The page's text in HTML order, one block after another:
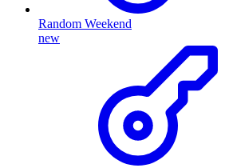
Random Weekend
new